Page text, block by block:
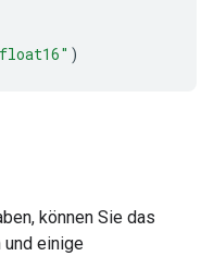
)
können Sie das
einige